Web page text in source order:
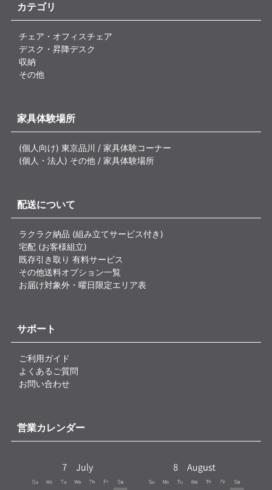
カテゴリ
チェア・オフィスチェア
デスク・昇降デスク
収納
その他
家具体験場所
(個人向け) 東京品川 / 家具体験コーナー
(個人・法人) その他 / 家具体験場所
配送について
ラクラク納品 (組み立てサービス付き)
宅配 (お客様組立)
既存引き取り 有料サービス
その他送料オプション一覧
お届け対象外・曜日限定エリア表
サポート
ご利用ガイド
よくあるご質問
お問い合わせ
営業カレンダー